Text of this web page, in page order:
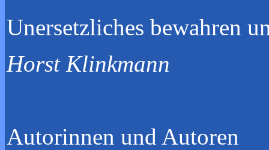
Unersetzliches
Horst Klinkmann